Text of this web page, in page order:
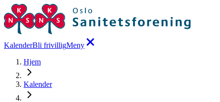
KalenderBli frivilligMeny
Hjem
Kalender